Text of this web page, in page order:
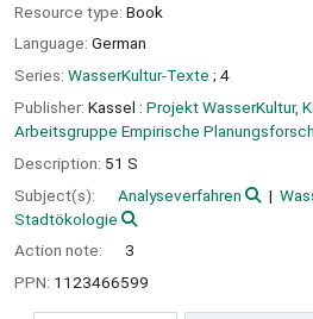
Resource type: Book
Language: German
Series: WasserKultur-Texte ; 4
Publisher: Kassel : Projekt WasserKultur,
Arbeitsgruppe Empirische
Description: 51 S
Subject(s):
Analyseverfahren
Stadtökologie
Action note:
3
PPN: 1123466599